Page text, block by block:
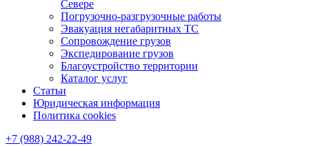
Севере
Погрузочно-разгрузочные работы
Эвакуация негабаритных ТС
Сопровождение грузов
Экспедирование грузов
Благоустройство территории
Каталог услуг
Статьи
Юридическая информация
Политика cookies
+7 (988) 242-22-49